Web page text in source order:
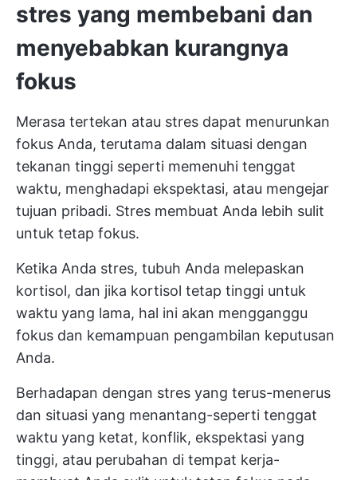
stres yang membebani dan
menyebabkan kurangnya
fokus
Merasa tertekan atau stres dapat menurunkan
fokus Anda, terutama dalam situasi dengan
tekanan tinggi seperti memenuhi tenggat
waktu, menghadapi ekspektasi, atau mengejar
tujuan pribadi. Stres membuat Anda lebih sulit
untuk tetap fokus.
Ketika Anda stres, tubuh Anda melepaskan
kortisol, dan jika kortisol tetap tinggi untuk
waktu yang lama, hal ini akan mengganggu
fokus dan kemampuan pengambilan keputusan
Anda.
Berhadapan dengan stres yang terus-menerus
dan situasi yang menantang-seperti tenggat
waktu yang ketat, konflik, ekspektasi yang
tinggi, atau perubahan di tempat kerja-